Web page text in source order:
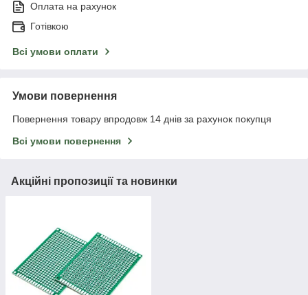
Оплата на рахунок
Готівкою
Всі умови оплати
Умови повернення
Повернення товару впродовж 14 днів за рахунок покупця
Всі умови повернення
Акційні пропозиції та новинки